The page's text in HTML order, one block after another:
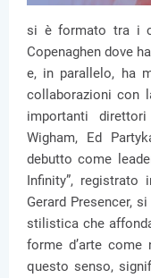
si è formato tra i
Copenaghen dove
e, in parallelo, ha
collaborazioni con
importanti
Wigham, Ed
debutto come
Infinity”,
Gerard Presencer,
stilistica che
forme d’arte
questo senso,